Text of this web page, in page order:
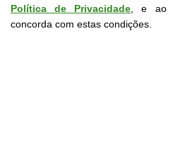
4,0 · Estrelas
Política de Privacidade , e ao
concorda com estas condições.
Contato Cursos